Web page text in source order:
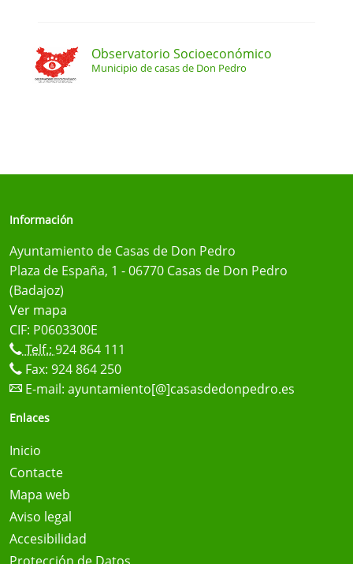
Observatorio Socioeconómico
Municipio de casas de Don Pedro
Información
Ayuntamiento de Casas de Don Pedro
Plaza de España, 1 - 06770 Casas de Don Pedro
(Badajoz)
Ver mapa
CIF: P0603300E
Telf.: 924 864 111
Fax: 924 864 250
E-mail: ayuntamiento[@]casasdedonpedro.es
Enlaces
Inicio
Contacte
Mapa web
Aviso legal
Accesibilidad